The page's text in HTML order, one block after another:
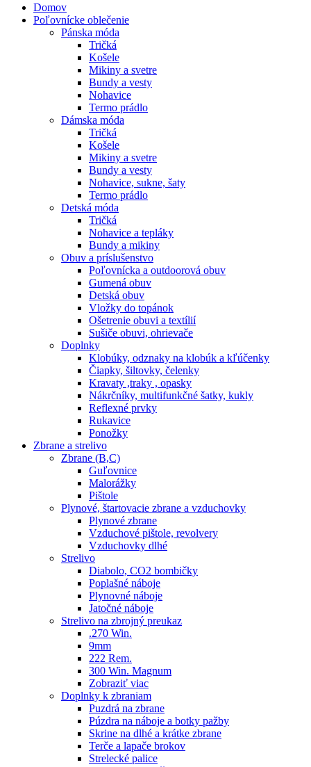
Domov
Poľovnícke oblečenie
Pánska móda
Tričká
Košele
Mikiny a svetre
Bundy a vesty
Nohavice
Termo prádlo
Dámska móda
Tričká
Košele
Mikiny a svetre
Bundy a vesty
Nohavice, sukne, šaty
Termo prádlo
Detská móda
Tričká
Nohavice a tepláky
Bundy a mikiny
Obuv a príslušenstvo
Poľovnícka a outdoorová obuv
Gumená obuv
Detská obuv
Vložky do topánok
Ošetrenie obuvi a textílií
Sušiče obuvi, ohrievače
Doplnky
Klobúky, odznaky na klobúk a kľúčenky
Čiapky, šiltovky, čelenky
Kravaty ,traky , opasky
Nákrčníky, multifunkčné šatky, kukly
Reflexné prvky
Rukavice
Ponožky
Zbrane a strelivo
Zbrane (B,C)
Guľovnice
Malorážky
Pištole
Plynové, štartovacie zbrane a vzduchovky
Plynové zbrane
Vzduchové pištole, revolvery
Vzduchovky dlhé
Strelivo
Diabolo, CO2 bombičky
Poplašné náboje
Plynovné náboje
Jatočné náboje
Strelivo na zbrojný preukaz
.270 Win.
9mm
222 Rem.
300 Win. Magnum
Zobraziť viac
Doplnky k zbraniam
Puzdrá na zbrane
Púzdra na náboje a botky pažby
Skrine na dlhé a krátke zbrane
Terče a lapače brokov
Strelecké palice